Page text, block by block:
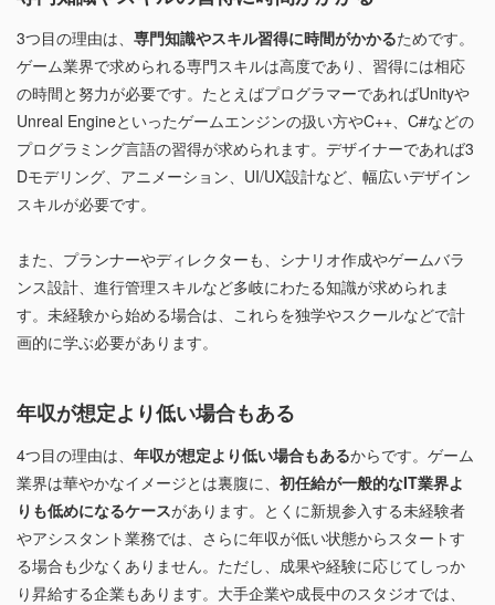
3つ目の理由は、 専門知識やスキル習得に時間がかかるためです。
ゲーム業界で求められる専門スキルは高度であり、習得には相応
の時間と努力が必要です。たとえばプログラマーであればUnityや
Unreal Engineといったゲームエンジンの扱い方やC++、C#などの
プログラミング言語の習得が求められます。デザイナーであれば3
Dモデリング、アニメーション、UI/UX設計など、幅広いデザイン
スキルが必要です。
また、プランナーやディレクターも、シナリオ作成やゲームバラ
ンス設計、進行管理スキルなど多岐にわたる知識が求められま
す。未経験から始める場合は、これらを独学やスクールなどで計
画的に学ぶ必要があります。
年収が想定より低い場合もある
4つ目の理由は、 年収が想定より低い場合もあるからです。ゲーム
業界は華やかなイメージとは裏腹に、 初任給が一般的なIT業界よ
りも低めになるケースがあります。とくに新規参入する未経験者
やアシスタント業務では、さらに年収が低い状態からスタートす
る場合も少なくありません。ただし、成果や経験に応じてしっか
り昇給する企業もあります。大手企業や成長中のスタジオでは、